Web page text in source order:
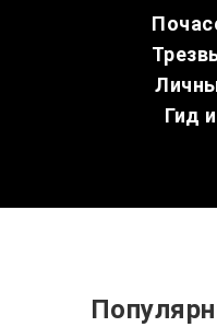
Гид